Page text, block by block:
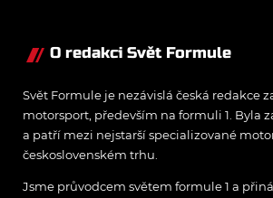
O redakci Svět Formule
Svět Formule je nezávislá česká redakce
motorsport, především na formuli 1. Byla
a patří mezi nejstarší specializované
československém trhu.
Jsme průvodcem světem formule 1 a